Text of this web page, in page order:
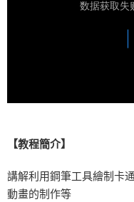
【教程簡介】
講解利用鋼筆工具繪制卡
動畫的制作等